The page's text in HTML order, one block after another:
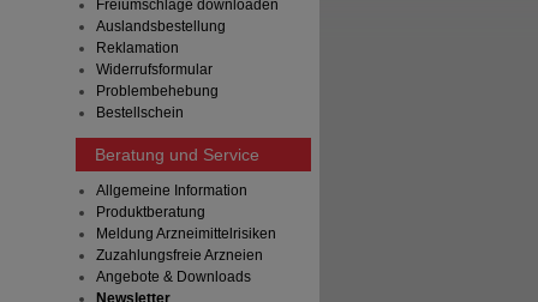
Freiumschläge downloaden
Auslandsbestellung
Reklamation
Widerrufsformular
Problembehebung
Bestellschein
Beratung und Service
Allgemeine Information
Produktberatung
Meldung Arzneimittelrisiken
Zuzahlungsfreie Arzneien
Angebote & Downloads